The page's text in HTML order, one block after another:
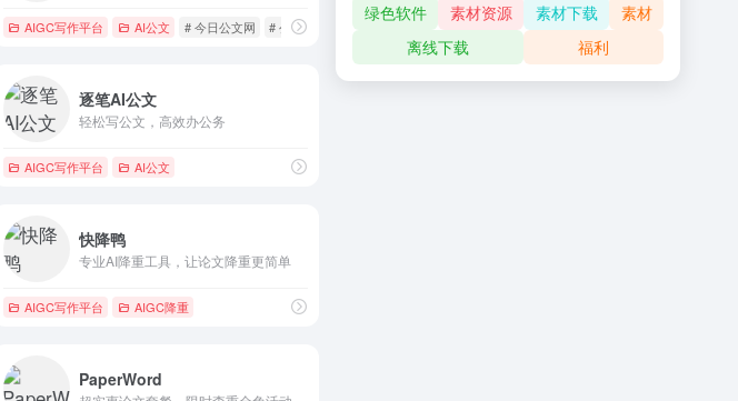
AIGC写作平台 AI公文 # 今日公文网 # 公文写作神器 # 公文写作素材
逐笔AI公文
轻松写公文，高效办公务
AIGC写作平台 AI公文
快降鸭
专业AI降重工具，让论文降重更简单
AIGC写作平台 AIGC降重
PaperWord
绿色软件
素材资源 素材下载
素材
离线下载
福利